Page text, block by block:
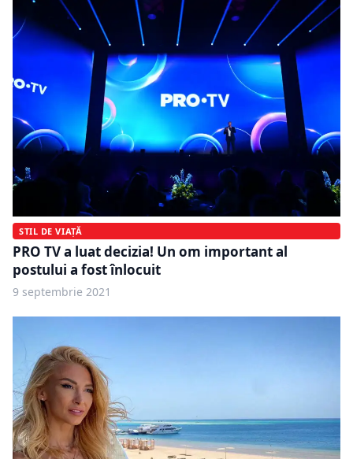
STIL DE VIAȚĂ
PRO TV a luat decizia! Un om important al
postului a fost înlocuit
9 septembrie 2021